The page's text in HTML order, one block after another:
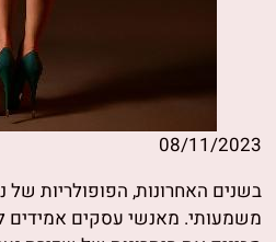
08/11/2023
בשנים האחרונות, הפופולריות של
משמעותי. מאנשי עסקים אמידים